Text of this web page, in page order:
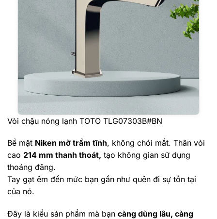
Vòi chậu nóng lạnh TOTO TLG07303B#BN
Bề mặt Niken mờ trầm tĩnh, không chói mắt. Thân vòi
cao 214 mm thanh thoát, tạo không gian sử dụng
thoáng đãng.
Tay gạt êm đến mức bạn gần như quên đi sự tồn tại
của nó.
Đây là kiểu sản phẩm mà bạn càng dùng lâu, càng